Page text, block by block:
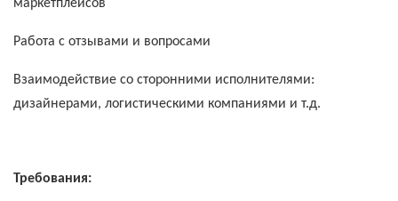
маркетплейсов
Работа с отзывами и вопросами
Взаимодействие со сторонними исполнителями:
дизайнерами, логистическими компаниями и т.д.
Требования: